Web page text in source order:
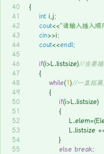
40
41
42
43
44
45
46
47
48
49
50
51
52
53
54
55
{
int i,j;
cout<<"请输入插入顺
cin>>i;
cout<<endl;
if(i>L.listsize)//当要
	{
while(1)//一直拓展
		{
if(i>L.listsize)
			{
			}
else break;